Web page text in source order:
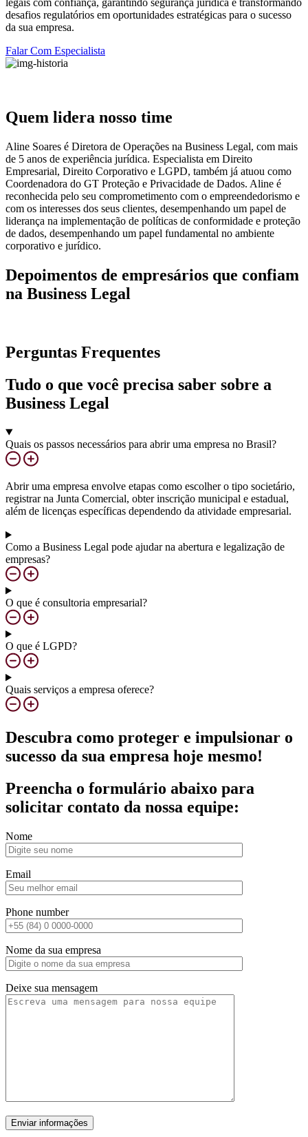
legais com confiança, garantindo segurança jurídica e transformando
desafios regulatórios em oportunidades estratégicas para o sucesso
da sua empresa.
Falar Com Especialista
Quem lidera nosso time
Aline Soares é Diretora de Operações na Business Legal, com mais
de 5 anos de experiência jurídica. Especialista em Direito
Empresarial, Direito Corporativo e LGPD, também já atuou como
Coordenadora do GT Proteção e Privacidade de Dados. Aline é
reconhecida pelo seu comprometimento com o empreendedorismo e
com os interesses dos seus clientes, desempenhando um papel de
liderança na implementação de políticas de conformidade e proteção
de dados, desempenhando um papel fundamental no ambiente
corporativo e jurídico.
Depoimentos de empresários que confiam
na Business Legal
Perguntas Frequentes
Tudo o que você precisa saber sobre a
Business Legal
Quais os passos necessários para abrir uma empresa no Brasil?
Abrir uma empresa envolve etapas como escolher o tipo societário,
registrar na Junta Comercial, obter inscrição municipal e estadual,
além de licenças específicas dependendo da atividade empresarial.
Como a Business Legal pode ajudar na abertura e legalização de
empresas?
O que é consultoria empresarial?
O que é LGPD?
Quais serviços a empresa oferece?
Descubra como proteger e impulsionar o
sucesso da sua empresa hoje mesmo!
Preencha o formulário abaixo para
solicitar contato da nossa equipe:
Nome
Email
Phone number
Nome da sua empresa
Deixe sua mensagem